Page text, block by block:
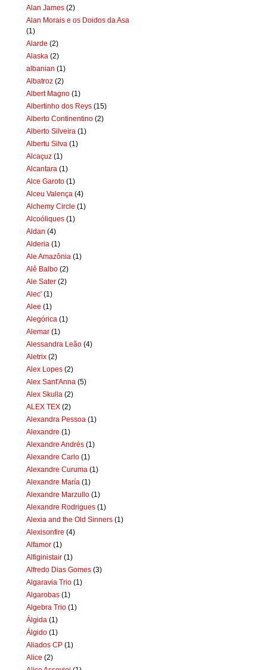
Alan James (2)
Alan Morais e os Doidos da Asa
(1)
Alarde (2)
Alaska (2)
albanian (1)
Albatroz (2)
Albert Magno (1)
Albertinho dos Reys (15)
Alberto Continentino (2)
Alberto Silveira (1)
Albertu Silva (1)
Alcaçuz (1)
Alcantara (1)
Alce Garoto (1)
Alceu Valença (4)
Alchemy Circle (1)
Alcoóliques (1)
Aldan (4)
Alderia (1)
Ale Amazônia (1)
Alê Balbo (2)
Ale Sater (2)
Alec' (1)
Alee (1)
Alegórica (1)
Alemar (1)
Alessandra Leão (4)
Aletrix (2)
Alex Lopes (2)
Alex Sant'Anna (5)
Alex Skulla (2)
ALEX TEX (2)
Alexandra Pessoa (1)
Alexandre (1)
Alexandre Andrés (1)
Alexandre Carlo (1)
Alexandre Curuma (1)
Alexandre María (1)
Alexandre Marzullo (1)
Alexandre Rodrigues (1)
Alexia and the Old Sinners (1)
Alexisonfire (4)
Alfamor (1)
Alfiginistair (1)
Alfredo Dias Gomes (3)
Algaravia Trio (1)
Algarobas (1)
Algebra Trio (1)
Álgida (1)
Álgido (1)
Aliados CP (1)
Alice (2)